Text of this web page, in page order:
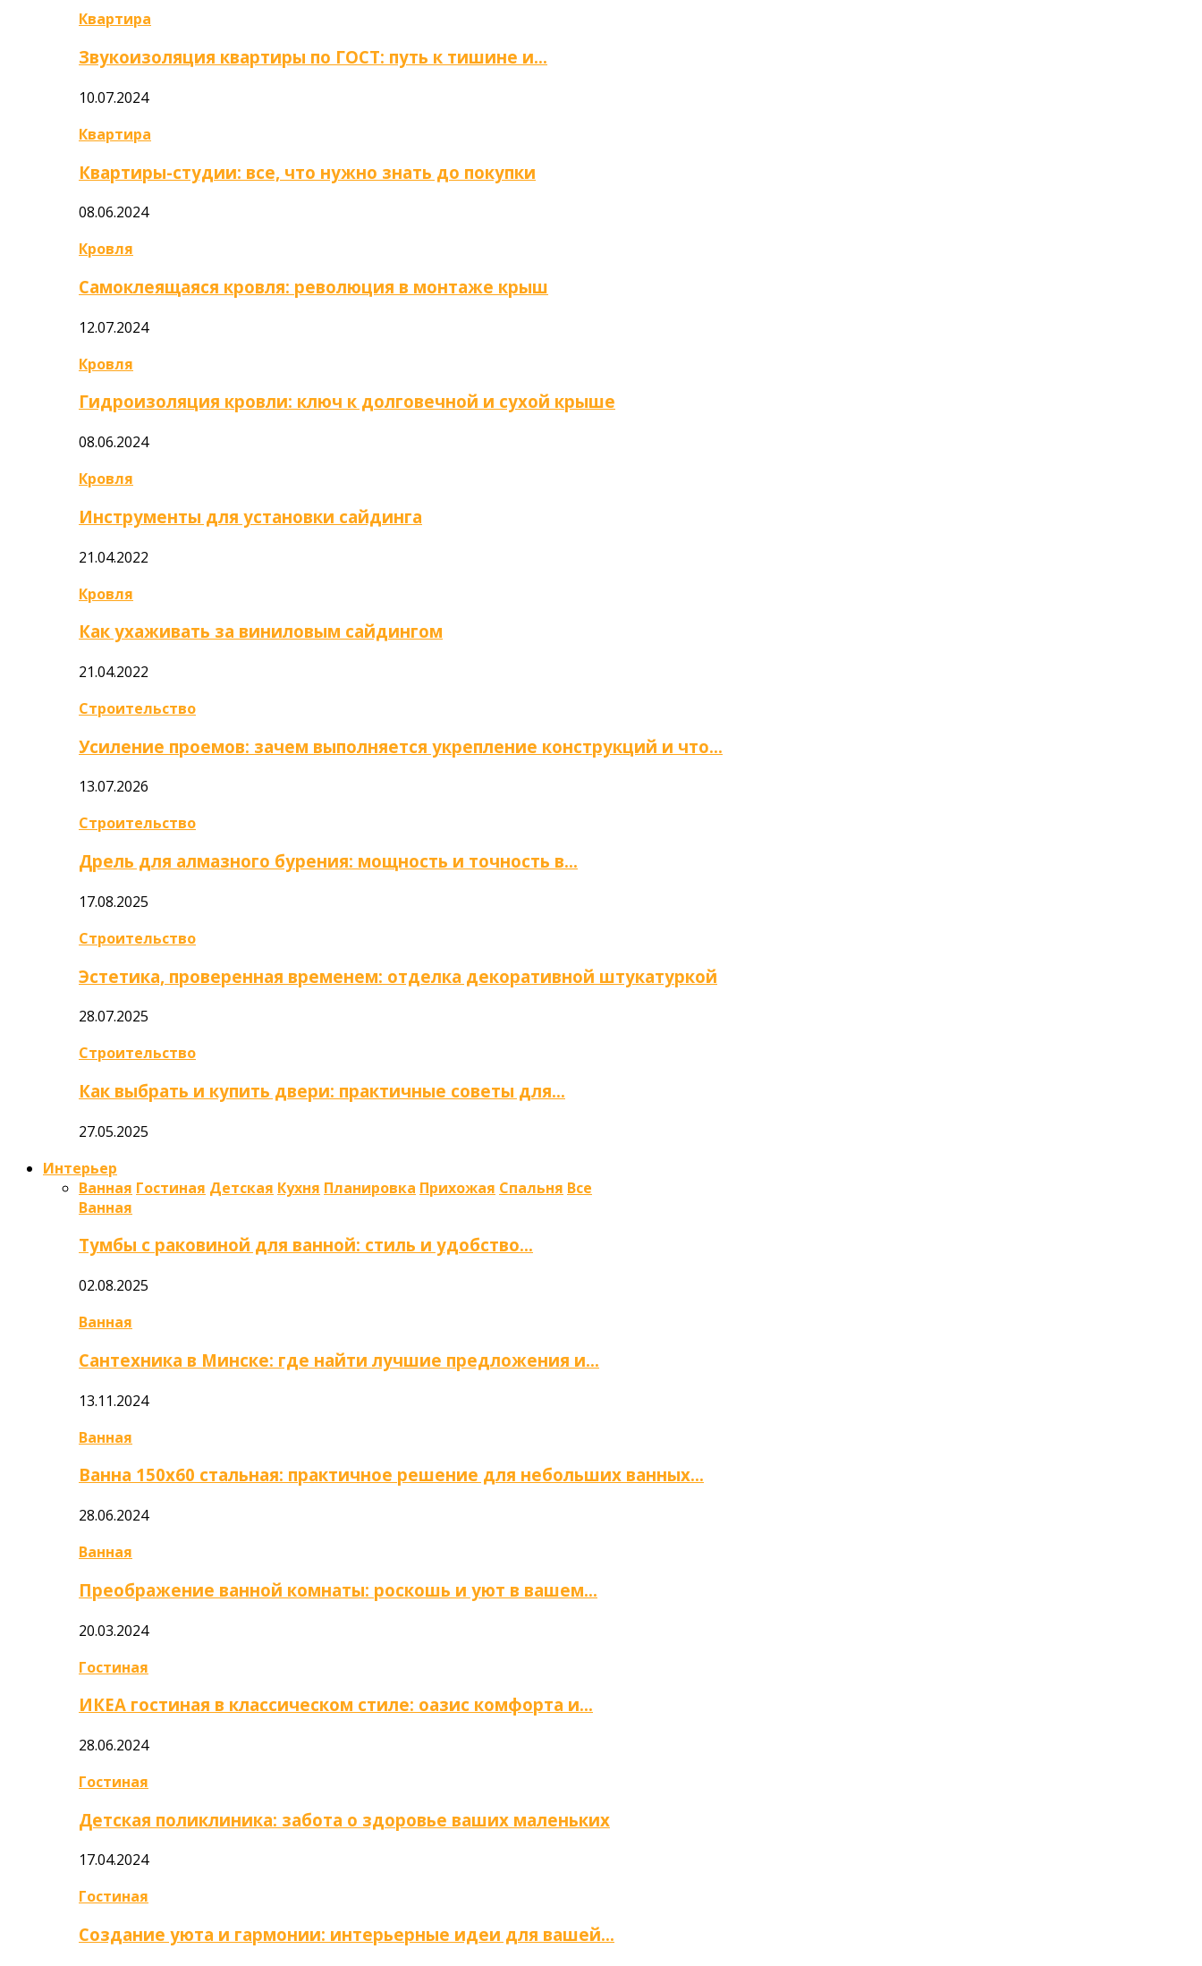
Квартира
Звукоизоляция квартиры по ГОСТ: путь к тишине и…
10.07.2024
Квартира
Квартиры-студии: все, что нужно знать до покупки
08.06.2024
Кровля
Самоклеящаяся кровля: революция в монтаже крыш
12.07.2024
Кровля
Гидроизоляция кровли: ключ к долговечной и сухой крыше
08.06.2024
Кровля
Инструменты для установки сайдинга
21.04.2022
Кровля
Как ухаживать за виниловым сайдингом
21.04.2022
Строительство
Усиление проемов: зачем выполняется укрепление конструкций и что…
13.07.2026
Строительство
Дрель для алмазного бурения: мощность и точность в…
17.08.2025
Строительство
Эстетика, проверенная временем: отделка декоративной штукатуркой
28.07.2025
Строительство
Как выбрать и купить двери: практичные советы для…
27.05.2025
Интерьер
Ванная Гостиная Детская Кухня Планировка Прихожая Спальня Все
Ванная
Тумбы с раковиной для ванной: стиль и удобство…
02.08.2025
Ванная
Сантехника в Минске: где найти лучшие предложения и…
13.11.2024
Ванная
Ванна 150х60 стальная: практичное решение для небольших ванных…
28.06.2024
Ванная
Преображение ванной комнаты: роскошь и уют в вашем…
20.03.2024
Гостиная
ИКЕА гостиная в классическом стиле: оазис комфорта и…
28.06.2024
Гостиная
Детская поликлиника: забота о здоровье ваших маленьких
17.04.2024
Гостиная
Создание уюта и гармонии: интерьерные идеи для вашей…